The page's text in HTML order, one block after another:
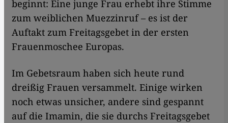
beginnt: Eine junge Frau erhebt ihre Stimme
zum weiblichen Muezzinruf – es ist der
Auftakt zum Freitagsgebet in der ersten
Frauenmoschee Europas.
Im Gebetsraum haben sich heute rund
dreißig Frauen versammelt. Einige wirken
noch etwas unsicher, andere sind gespannt
auf die Imamin, die sie durchs Freitagsgebet